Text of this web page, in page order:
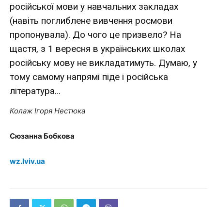
російської мови у навчальних закладах
(навіть поглиблене вивчення росмови
пропонувала). До чого це призвело? На
щастя, з 1 вересня в українських школах
російську мову не викладатимуть. Думаю, у
тому самому напрямі піде і російська
література…
Колаж Ігоря Нестюка
Сюзанна Бобкова
wz.lviv.ua